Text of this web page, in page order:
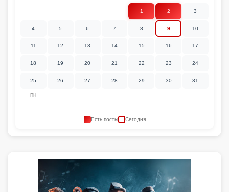
ПН
1 2 3
4 5 6 7 8 9 10
11 12 13 14 15 16 17
18 19 20 21 22 23 24
25 26 27 28 29 30 31
Есть посты Сегодня